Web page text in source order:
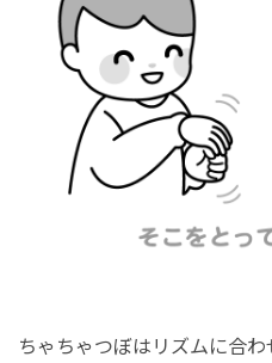
ちゃちゃつぼはリズムに合